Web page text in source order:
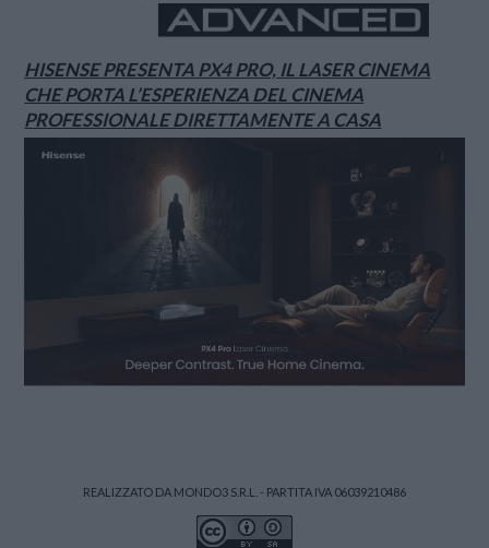
HISENSE PRESENTA PX4 PRO, IL LASER CINEMA
CHE PORTA L’ESPERIENZA DEL CINEMA
PROFESSIONALE DIRETTAMENTE A CASA
REALIZZATO DA MONDO3 S.R.L. - PARTITA IVA 06039210486